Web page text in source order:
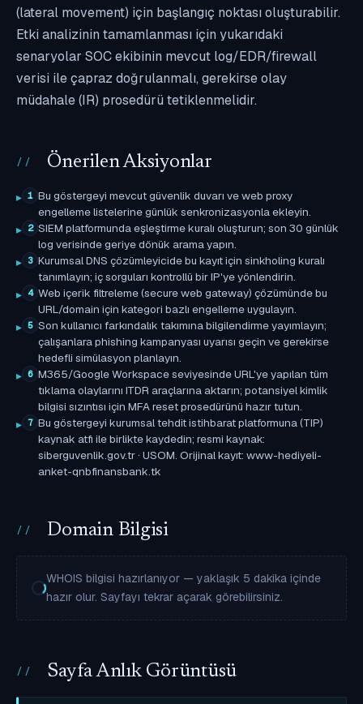
(lateral movement) için başlangıç noktası oluşturabilir.
Etki analizinin tamamlanması için yukarıdaki
senaryolar SOC ekibinin mevcut log/EDR/firewall
verisi ile çapraz doğrulanmalı, gerekirse olay
müdahale (IR) prosedürü tetiklenmelidir.
Önerilen Aksiyonlar
1 Bu göstergeyi mevcut güvenlik duvarı ve web proxy
engelleme listelerine günlük senkronizasyonla ekleyin.
2 SIEM platformunda eşleştirme kuralı oluşturun; son 30 günlük
log verisinde geriye dönük arama yapın.
3 Kurumsal DNS çözümleyicide bu kayıt için sinkholing kuralı
tanımlayın; iç sorguları kontrollü bir IP'ye yönlendirin.
4 Web içerik filtreleme (secure web gateway) çözümünde bu
URL/domain için kategori bazlı engelleme uygulayın.
5 Son kullanıcı farkındalık takımına bilgilendirme yayımlayın;
çalışanlara phishing kampanyası uyarısı geçin ve gerekirse
hedefli simülasyon planlayın.
6 M365/Google Workspace seviyesinde URL'ye yapılan tüm
tıklama olaylarını ITDR araçlarına aktarın; potansiyel kimlik
bilgisi sızıntısı için MFA reset prosedürünü hazır tutun.
7 Bu göstergeyi kurumsal tehdit istihbarat platformuna (TIP)
kaynak atfı ile birlikte kaydedin; resmi kaynak:
siberguvenlik.gov.tr · USOM. Orijinal kayıt: www-hediyeli-
anket-qnbfinansbank.tk
Domain Bilgisi
WHOIS bilgisi hazırlanıyor — yaklaşık 5 dakika içinde
hazır olur. Sayfayı tekrar açarak görebilirsiniz.
Sayfa Anlık Görüntüsü